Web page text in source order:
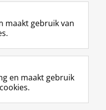
F
a
e
b
L
i
k
e
R
S
-
f
I
n
t
Y
o
T
maakt gebruik van
en maakt gebruik